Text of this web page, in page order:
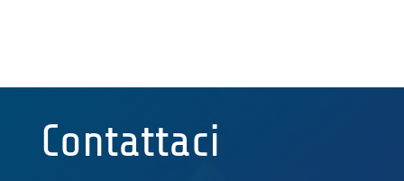
Contattaci